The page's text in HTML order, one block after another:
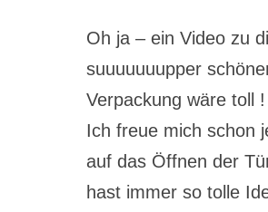
Oh ja – ein Video zu
suuuuuuupper
Verpackung wäre toll !
Ich freue mich schon
auf das Öffnen der
hast immer so tolle